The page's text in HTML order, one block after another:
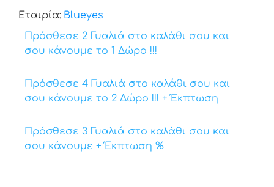
Εταιρία: Βlueyes
Πρόσθεσε 2 Γυαλιά στο καλάθι σου και
σου κάνουμε το 1 Δώρο !!!
Πρόσθεσε 4 Γυαλιά στο καλάθι σου και
σου κάνουμε το 2 Δώρο !!! + Έκπτωση
Πρόσθεσε 3 Γυαλιά στο καλάθι σου και
σου κάνουμε + Έκπτωση %